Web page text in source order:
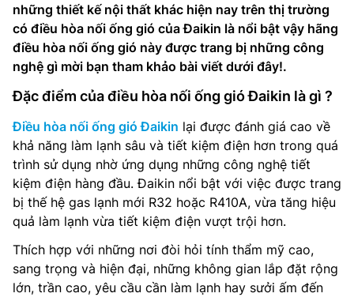
những thiết kế nội thất khác hiện nay trên thị trường
có điều hòa nối ống gió của Đaikin là nổi bật vậy hãng
điều hòa nối ống gió này được trang bị những công
nghệ gì mời bạn tham khảo bài viết dưới đây!.
Đặc điểm của điều hòa nối ống gió Đaikin là gì ?
Điều hòa nối ống gió Đaikin lại được đánh giá cao về
khả năng làm lạnh sâu và tiết kiệm điện hơn trong quá
trình sử dụng nhờ ứng dụng những công nghệ tiết
kiệm điện hàng đầu. Đaikin nổi bật với việc được trang
bị thế hệ gas lạnh mới R32 hoặc R410A, vừa tăng hiệu
quả làm lạnh vừa tiết kiệm điện vượt trội hơn.
Thích hợp với những nơi đòi hỏi tính thẩm mỹ cao,
sang trọng và hiện đại, những không gian lắp đặt rộng
lớn, trần cao, yêu cầu cần làm lạnh hay sưởi ấm đến